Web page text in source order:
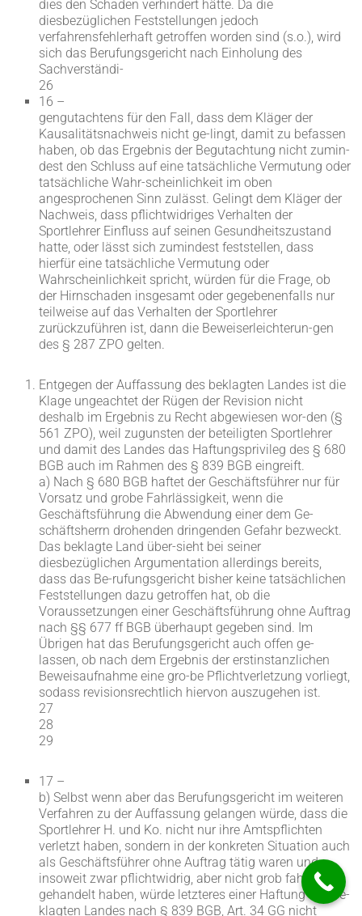
dies den Schaden verhindert hätte. Da die
diesbezüglichen Feststellungen jedoch
verfahrensfehlerhaft getroffen worden sind (s.o.), wird
sich das Berufungsgericht nach Einholung des
Sachverständi-
26
16 –
gengutachtens für den Fall, dass dem Kläger der
Kausalitätsnachweis nicht ge-lingt, damit zu befassen
haben, ob das Ergebnis der Begutachtung nicht zumin-
dest den Schluss auf eine tatsächliche Vermutung oder
tatsächliche Wahr-scheinlichkeit im oben
angesprochenen Sinn zulässt. Gelingt dem Kläger der
Nachweis, dass pflichtwidriges Verhalten der
Sportlehrer Einfluss auf seinen Gesundheitszustand
hatte, oder lässt sich zumindest feststellen, dass
hierfür eine tatsächliche Vermutung oder
Wahrscheinlichkeit spricht, würden für die Frage, ob
der Hirnschaden insgesamt oder gegebenenfalls nur
teilweise auf das Verhalten der Sportlehrer
zurückzuführen ist, dann die Beweiserleichterun-gen
des § 287 ZPO gelten.
Entgegen der Auffassung des beklagten Landes ist die
Klage ungeachtet der Rügen der Revision nicht
deshalb im Ergebnis zu Recht abgewiesen wor-den (§
561 ZPO), weil zugunsten der beteiligten Sportlehrer
und damit des Landes das Haftungsprivileg des § 680
BGB auch im Rahmen des § 839 BGB eingreift.
a) Nach § 680 BGB haftet der Geschäftsführer nur für
Vorsatz und grobe Fahrlässigkeit, wenn die
Geschäftsführung die Abwendung einer dem Ge-
schäftsherrn drohenden dringenden Gefahr bezweckt.
Das beklagte Land über-sieht bei seiner
diesbezüglichen Argumentation allerdings bereits,
dass das Be-rufungsgericht bisher keine tatsächlichen
Feststellungen dazu getroffen hat, ob die
Voraussetzungen einer Geschäftsführung ohne Auftrag
nach §§ 677 ff BGB überhaupt gegeben sind. Im
Übrigen hat das Berufungsgericht auch offen ge-
lassen, ob nach dem Ergebnis der erstinstanzlichen
Beweisaufnahme eine gro-be Pflichtverletzung vorliegt,
sodass revisionsrechtlich hiervon auszugehen ist.
27
28
29
17 –
b) Selbst wenn aber das Berufungsgericht im weiteren
Verfahren zu der Auffassung gelangen würde, dass die
Sportlehrer H. und Ko. nicht nur ihre Amtspflichten
verletzt haben, sondern in der konkreten Situation auch
als Geschäftsführer ohne Auftrag tätig waren und
insoweit zwar pflichtwidrig, aber nicht grob fahrlässig
gehandelt haben, würde letzteres einer Haftung des be-
klagten Landes nach § 839 BGB, Art. 34 GG nicht